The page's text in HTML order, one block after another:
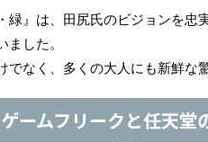
緑』は、田尻氏のビジョンを忠
した。
なく、多くの大人にも新鮮な
ゲームフリークと任天堂